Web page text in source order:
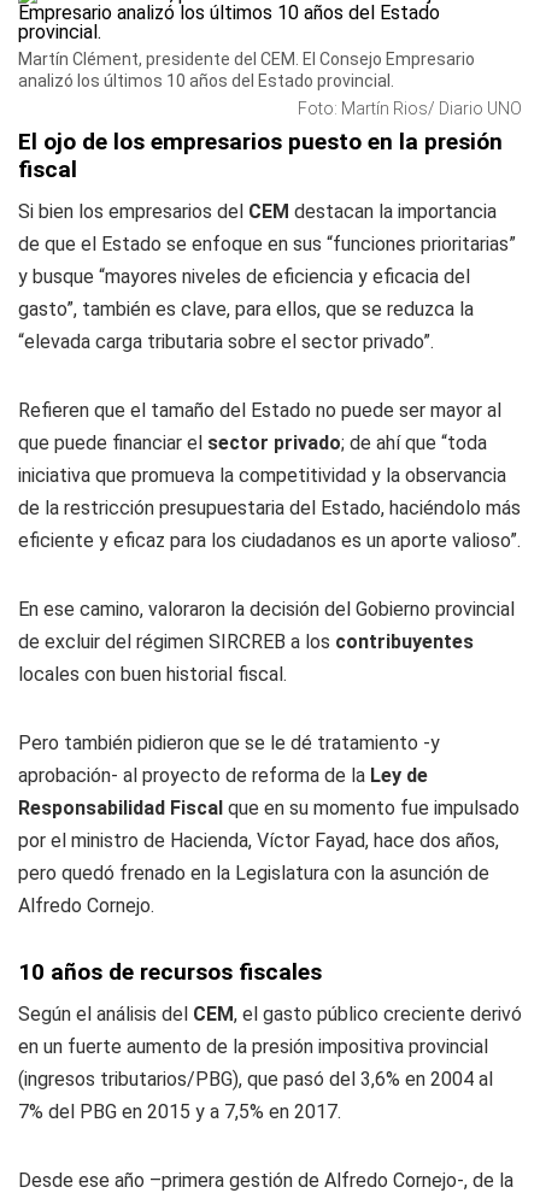
Martín Clément, presidente del CEM. El Consejo Empresario
analizó los últimos 10 años del Estado provincial.
Foto: Martín Rios/ Diario UNO
El ojo de los empresarios puesto en la presión
fiscal
Si bien los empresarios del CEM destacan la importancia
de que el Estado se enfoque en sus “funciones prioritarias”
y busque “mayores niveles de eficiencia y eficacia del
gasto”, también es clave, para ellos, que se reduzca la
“elevada carga tributaria sobre el sector privado”.
Refieren que el tamaño del Estado no puede ser mayor al
que puede financiar el sector privado; de ahí que “toda
iniciativa que promueva la competitividad y la observancia
de la restricción presupuestaria del Estado, haciéndolo más
eficiente y eficaz para los ciudadanos es un aporte valioso”.
En ese camino, valoraron la decisión del Gobierno provincial
de excluir del régimen SIRCREB a los contribuyentes
locales con buen historial fiscal.
Pero también pidieron que se le dé tratamiento -y
aprobación- al proyecto de reforma de la Ley de
Responsabilidad Fiscal que en su momento fue impulsado
por el ministro de Hacienda, Víctor Fayad, hace dos años,
pero quedó frenado en la Legislatura con la asunción de
Alfredo Cornejo.
10 años de recursos fiscales
Según el análisis del CEM, el gasto público creciente derivó
en un fuerte aumento de la presión impositiva provincial
(ingresos tributarios/PBG), que pasó del 3,6% en 2004 al
7% del PBG en 2015 y a 7,5% en 2017.
Desde ese año –primera gestión de Alfredo Cornejo-, de la